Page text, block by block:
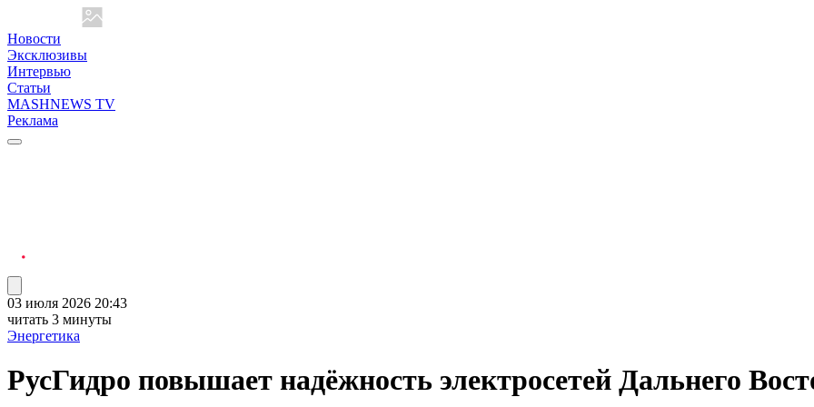
Новости
Эксклюзивы
Интервью
Статьи
MASHNEWS TV
Реклама
03 июля 2026 20:43
читать 3 минуты
Энергетика
РусГидро повышает надёжность электросетей Дальнего